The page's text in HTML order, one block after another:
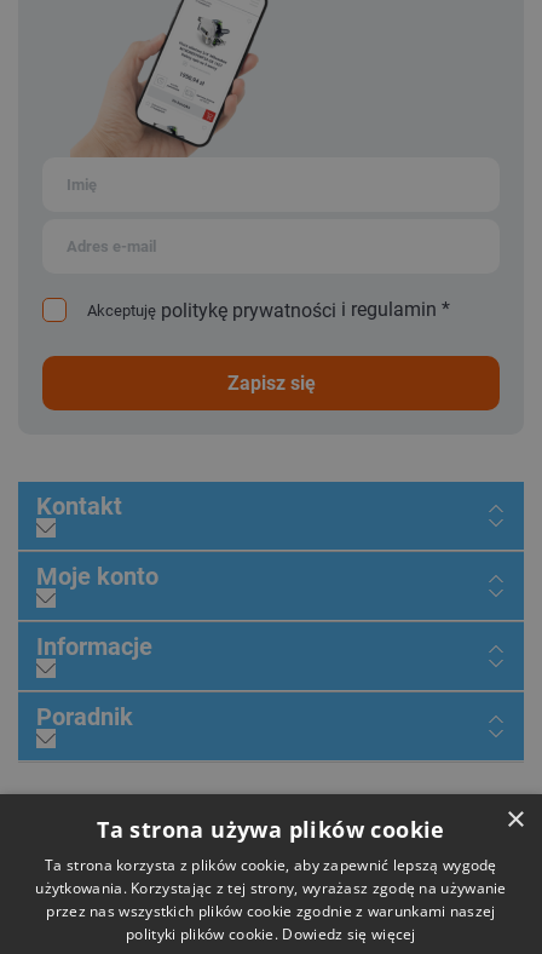
Akceptuję politykę prywatności i regulamin *
zapisz się
Kontakt
Moje konto
Informacje
Poradnik
Płatności
×
Ta strona używa plików cookie
Ta strona korzysta z plików cookie, aby zapewnić lepszą wygodę
użytkowania. Korzystając z tej strony, wyrażasz zgodę na używanie
przez nas wszystkich plików cookie zgodnie z warunkami naszej
polityki plików cookie. Dowiedz się więcej